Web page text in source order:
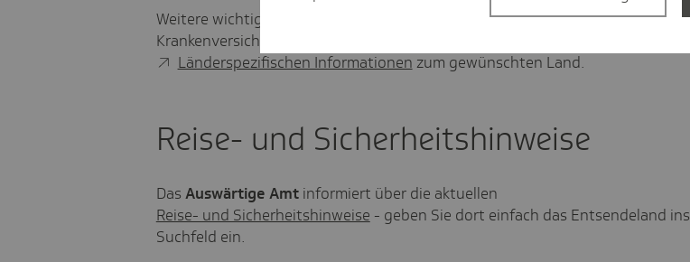
Weitere wichtige Hinweise erhalten Sie bei der Deutschen Verbindungsstelle
Krankenversicherung - Ausland (DVKA) in den
Länderspezifischen Informationen zum gewünschten Land.
Reise- und Sicherheitshinweise
Das Auswärtige Amt informiert über die aktuellen
Reise- und Sicherheitshinweise - geben Sie dort einfach das Entsendeland ins
Suchfeld ein.